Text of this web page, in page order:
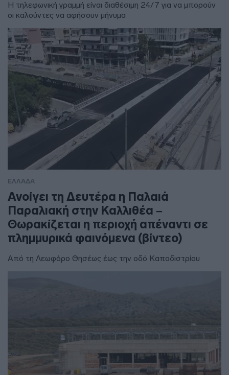
Η τηλεφωνική γραμμή είναι διαθέσιμη 24/7 για να μπορούν
οι καλούντες να αφήσουν μήνυμα
ΕΛΛΑΔΑ
Ανοίγει τη Δευτέρα η Παλαιά
Παραλιακή στην Καλλιθέα –
Θωρακίζεται η περιοχή απέναντι σε
πλημμυρικά φαινόμενα (βίντεο)
Από τη Λεωφόρο Θησέως έως την οδό Καποδιστρίου